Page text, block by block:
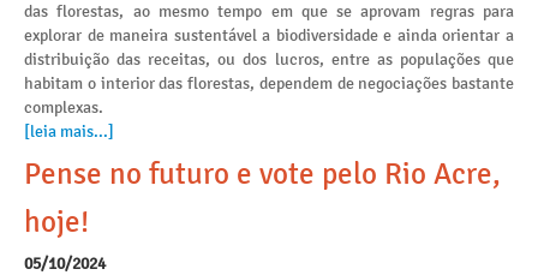
das florestas, ao mesmo tempo em que se aprovam regras para
explorar de maneira sustentável a biodiversidade e ainda orientar a
distribuição das receitas, ou dos lucros, entre as populações que
habitam o interior das florestas, dependem de negociações bastante
complexas.
[leia mais...]
Pense no futuro e vote pelo Rio Acre,
hoje!
05/10/2024